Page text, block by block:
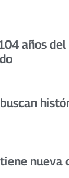
años
nueva